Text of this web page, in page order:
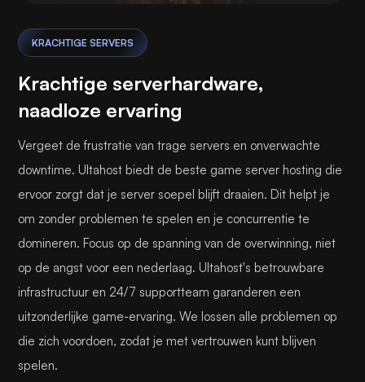
KRACHTIGE SERVERS
Krachtige serverhardware,
naadloze ervaring
Vergeet de frustratie van trage servers en onverwachte
downtime. Ultahost biedt de beste game server hosting die
ervoor zorgt dat je server soepel blijft draaien. Dit helpt je
om zonder problemen te spelen en je concurrentie te
domineren. Focus op de spanning van de overwinning, niet
op de angst voor een nederlaag. Ultahost's betrouwbare
infrastructuur en 24/7 supportteam garanderen een
uitzonderlijke game-ervaring. We lossen alle problemen op
die zich voordoen, zodat je met vertrouwen kunt blijven
spelen.